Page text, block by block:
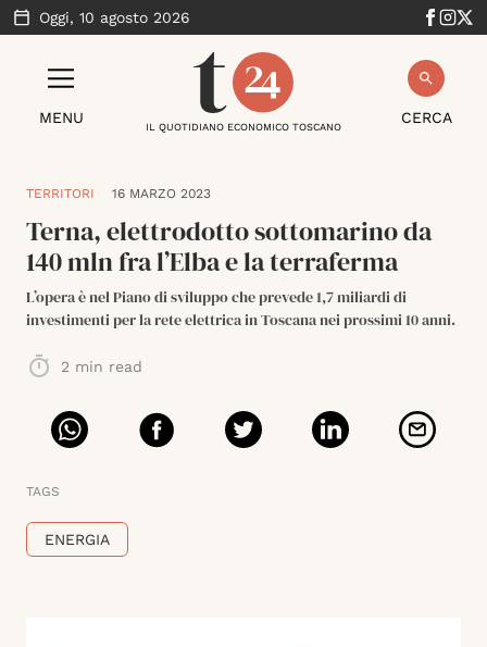
Oggi, 10 agosto 2026
MENU CERCA
IL QUOTIDIANO ECONOMICO TOSCANO
TERRITORI 16 MARZO 2023
Terna, elettrodotto sottomarino da
140 mln fra l’Elba e la terraferma
L’opera è nel Piano di sviluppo che prevede 1,7 miliardi di
investimenti per la rete elettrica in Toscana nei prossimi 10 anni.
2 min read
TAGS
ENERGIA